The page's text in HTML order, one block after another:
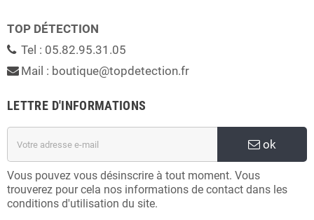
TOP DÉTECTION
Tel : 05.82.95.31.05
Mail : boutique@topdetection.fr
LETTRE D'INFORMATIONS
ok
Vous pouvez vous désinscrire à tout moment. Vous
trouverez pour cela nos informations de contact dans les
conditions d'utilisation du site.